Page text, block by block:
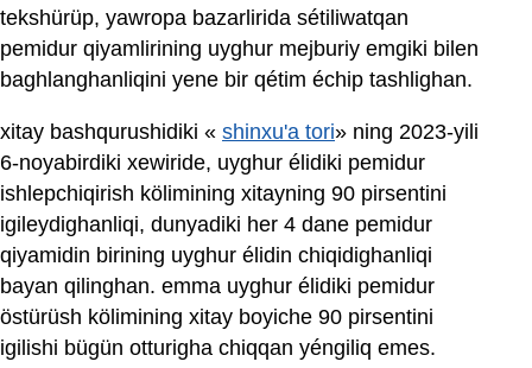
tekshürüp, yawropa bazarlirida sétiliwatqan
pemidur qiyamlirining uyghur mejburiy emgiki bilen
baghlanghanliqini yene bir qétim échip tashlighan.
xitay bashqurushidiki « shinxu'a tori» ning 2023-yili
6-noyabirdiki xewiride, uyghur élidiki pemidur
ishlepchiqirish kölimining xitayning 90 pirsentini
igileydighanliqi, dunyadiki her 4 dane pemidur
qiyamidin birining uyghur élidin chiqidighanliqi
bayan qilinghan. emma uyghur élidiki pemidur
östürüsh kölimining xitay boyiche 90 pirsentini
igilishi bügün otturigha chiqqan yéngiliq emes.